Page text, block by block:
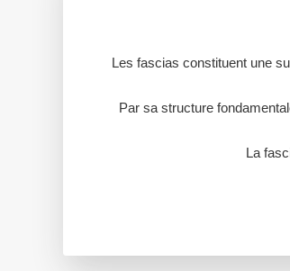
Les fascias constituent une
Par sa structure
La